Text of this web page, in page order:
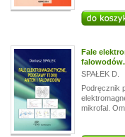
Fale
falowodów.
SPAŁEK D.
Podręcznik
mikrofal.